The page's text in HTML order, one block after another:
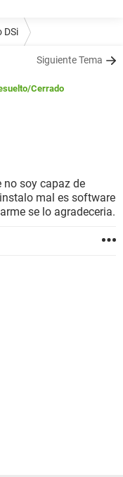
DSi
Siguiente Tema
/Cerrado
no soy capaz de
mal es software
se lo agradeceria.